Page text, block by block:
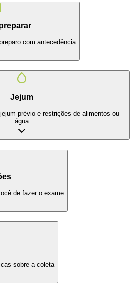
com antecedência
Jejum
prévio e restrições de alimentos ou
água
de fazer o exame
sobre a coleta